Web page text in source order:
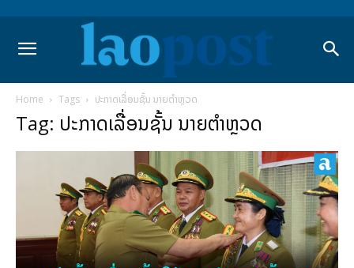
Home Tags ປະກາດເລື່ອນຊັ້ນ ນາຍຕໍາຫຼວດ
Tag: ປະກາດເລື່ອນຊັ້ນ ນາຍຕໍາຫຼວດ